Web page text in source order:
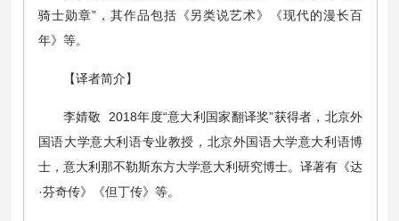
骑士勋章”，其作品包括《另类说艺术》《现代的漫长百
年》等。
【译者简介】
李婧敬 2018年度“意大利国家翻译奖”获得者，北京外
国语大学意大利语专业教授，北京外国语大学意大利语博
士，意大利那不勒斯东方大学意大利研究博士。译著有《达
·芬奇传》《但丁传》等。